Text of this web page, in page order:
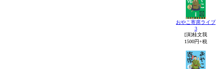
おやこ寄席ライブ
3
[演]桂文我
1500円+税